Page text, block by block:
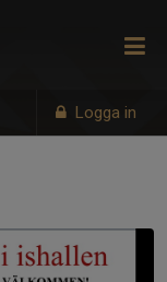
Logga in